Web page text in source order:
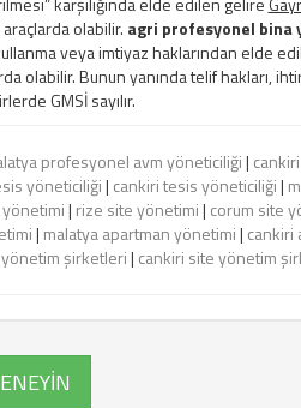
olabilir. agri profesyonel bina
veya imtiyaz haklarından elde
olabilir. Bunun yanında telif hakları,
GMSİ sayılır.
profesyonel avm yöneticiliği|
yöneticiliği| cankiri tesis yöneticiliği|
| rize site yönetimi| corum site
| malatya apartman yönetimi| cankiri
şirketleri| cankiri site yönetim